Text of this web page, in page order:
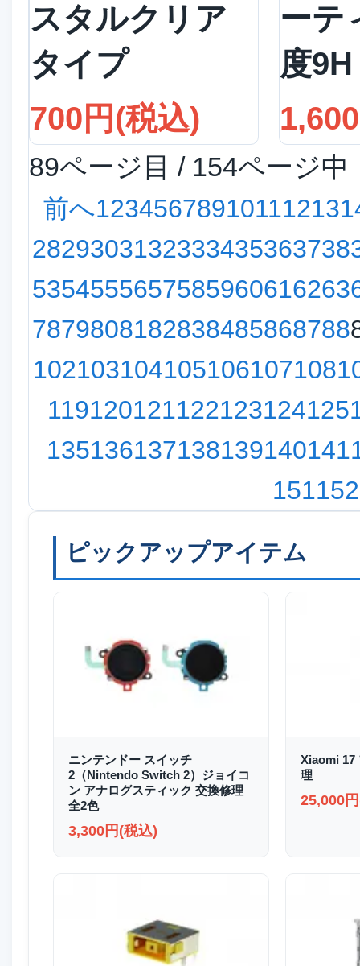
スタルクリア
タイプ
700円(税込)
ーテ
度9H
89ページ目 / 154ページ中
前へ12345678910111213
2829303132333435363738
5354555657585960616263
7879808182838485868788
102103104105106107108
119120121122123124125
135136137138139140141
151152
ピックアップアイテム
ニンテンドー スイッチ
2（Nintendo Switch 2）ジョイコ
ン アナログスティック 交換修理
全2色
3,300円(税込)
Xiaomi 17
理
25,000